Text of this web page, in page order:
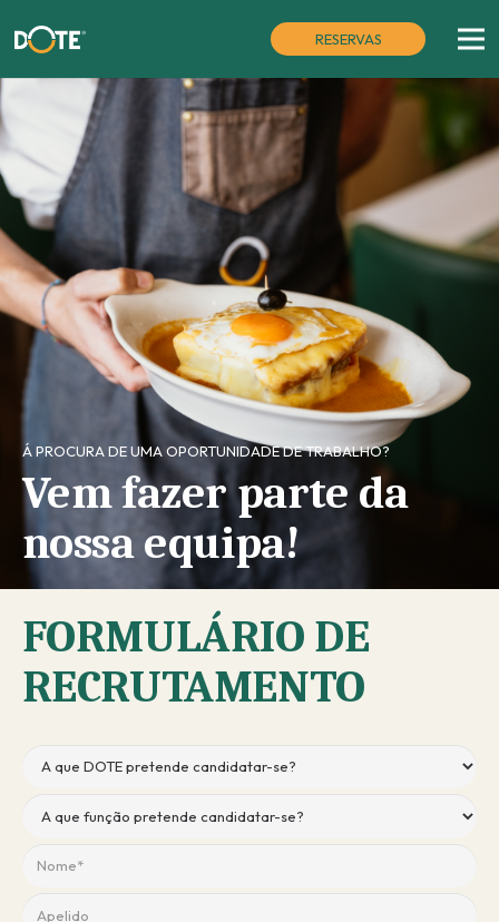
RESERVAS
Á PROCURA DE UMA OPORTUNIDADE DE TRABALHO?
Vem fazer parte da
nossa equipa!
FORMULÁRIO DE
RECRUTAMENTO